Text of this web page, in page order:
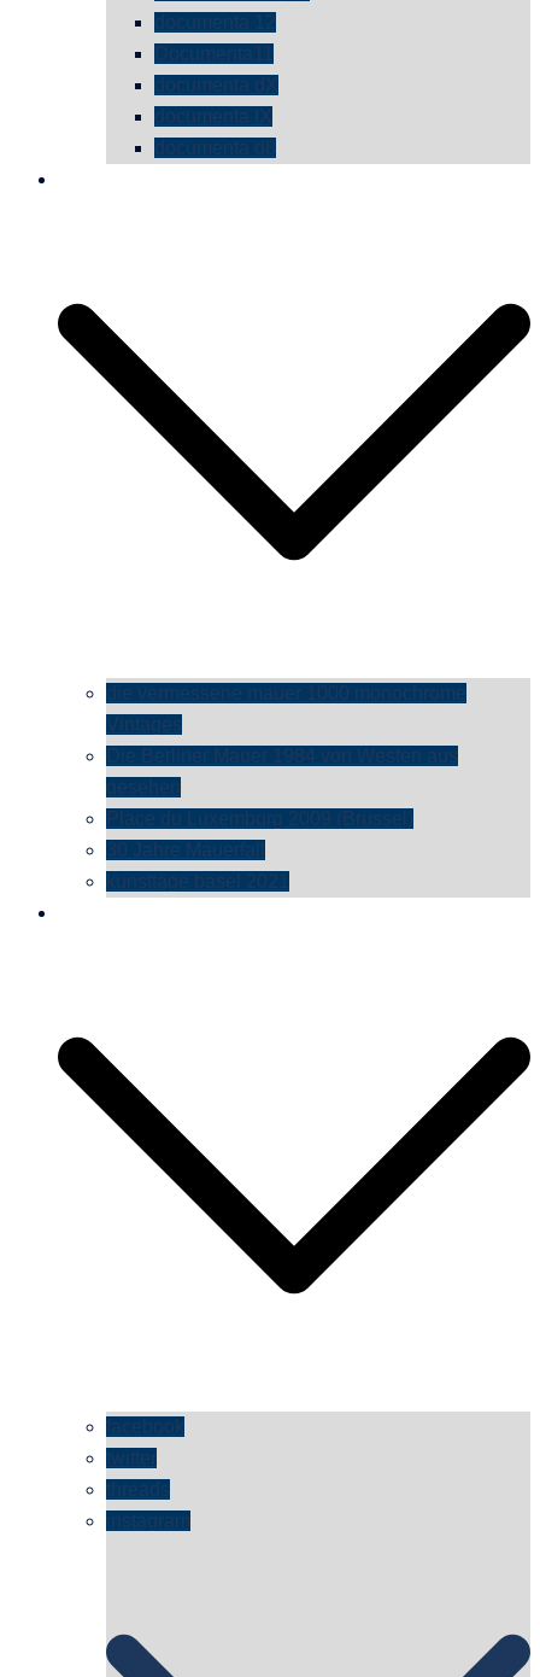
documenta 12
Documenta11
documenta dX
documenta IX
documenta d8
die vermessene mauer 1000 monochrome
Vintages
Die Berliner Mauer 1984 von Westen aus
gesehen
Place du Luxemburg 2009 (Brüssel)
30 Jahre Mauerfall
kunsttage basel 2021
facebook
twitter
threads
instagram